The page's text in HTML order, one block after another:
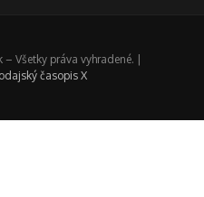
Všetky práva vyhradené. |
časopis X